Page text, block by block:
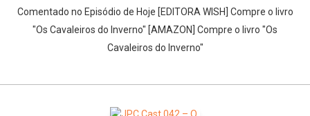
Comentado no Episódio de Hoje [EDITORA WISH] Compre o livro
"Os Cavaleiros do Inverno" [AMAZON] Compre o livro "Os
Cavaleiros do Inverno"